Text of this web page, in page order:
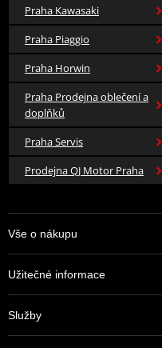
Praha Kawasaki
Praha Piaggio
Praha Horwin
Praha Prodejna oblečení a
doplňků
Praha Servis
Prodejna QJ Motor Praha
Vše o nákupu
Užitečné informace
Služby